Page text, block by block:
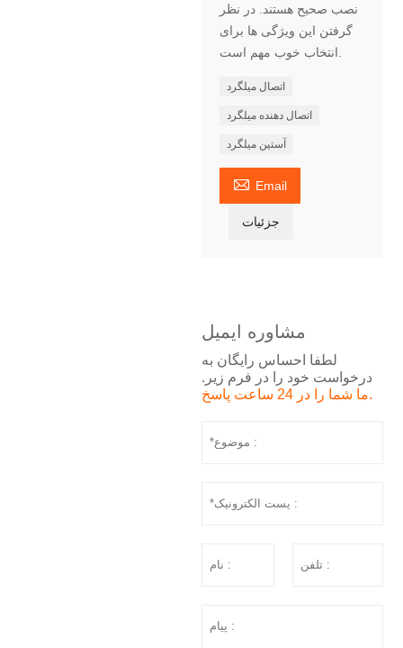
نصب صحیح هستند. در نظر
گرفتن این ویژگی ها برای
اتصال میلگرد
اتصال دهنده میلگرد
آستین میلگرد
 Email
جزئیات
مشاوره ایمیل
لطفا احساس رایگان به
درخواست خود را در فرم زیر.
ما شما را در 24 ساعت پاسخ.